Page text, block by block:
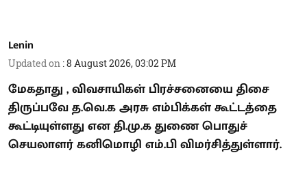
Lenin
Updated on :8 August 2026, 03:02 PM
மேகதாது , விவசாயிகள் பிரச்சனையை திசை
திருப்பவே த.வெ.க அரசு எம்பிக்கள் கூட்டத்தை
கூட்டியுள்ளது என தி.மு.க துணை பொதுச்
செயலாளர் கனிமொழி எம்.பி விமர்சித்துள்ளார்.